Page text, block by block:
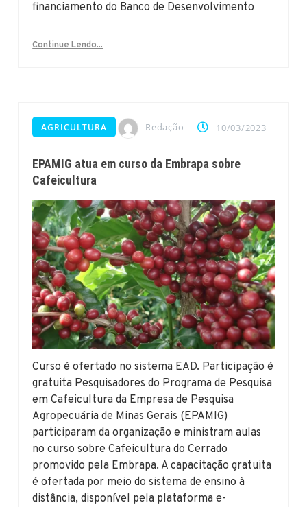
financiamento do Banco de Desenvolvimento
Continue Lendo...
AGRICULTURA Redação 10/03/2023
EPAMIG atua em curso da Embrapa sobre
Cafeicultura
Curso é ofertado no sistema EAD. Participação é
gratuita Pesquisadores do Programa de Pesquisa
em Cafeicultura da Empresa de Pesquisa
Agropecuária de Minas Gerais (EPAMIG)
participaram da organização e ministram aulas
no curso sobre Cafeicultura do Cerrado
promovido pela Embrapa. A capacitação gratuita
é ofertada por meio do sistema de ensino à
distância, disponível pela plataforma e-